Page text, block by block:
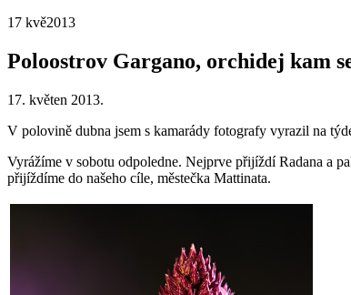
17 kvě2013
Poloostrov Gargano, orchidej kam
17. květen 2013.
V polovině dubna jsem s kamarády fotografy vyrazil na
Vyrážíme v sobotu odpoledne. Nejprve přijíždí Radana a
přijíždíme do našeho cíle, městečka Mattinata.